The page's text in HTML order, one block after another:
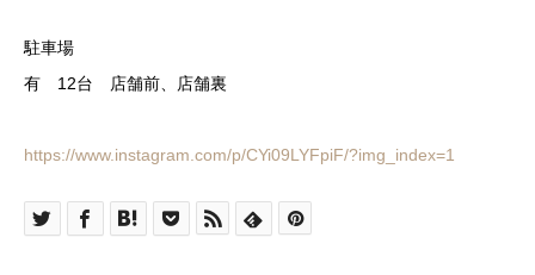
駐車場
有 12台 店舗前、店舗裏
https://www.instagram.com/p/CYi09LYFpiF/?img_index=1